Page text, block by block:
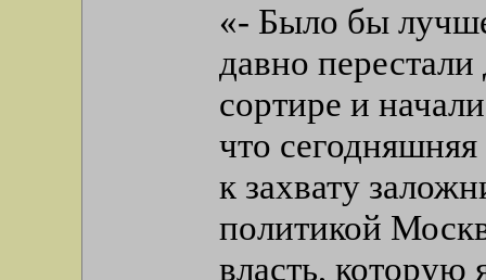
«- Было бы
давно
сортире и
что
к захвату
политикой
власть,